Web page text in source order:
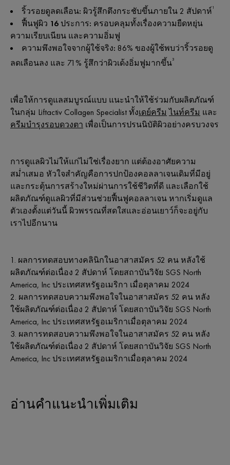
ริ้วรอยดูลดเลือน: ผิวรู้สึกตึงกระชับขึ้นภายใน 2 สัปดาห์¹
ฟื้นฟูผิว 16 ประการ: ครอบคลุมทั้งเรื่องความยืดหยุ่น
ความเรียบเนียน และความอิ่มฟู
ความพึงพอใจจากผู้ใช้จริง: 86% ของผู้ใช้พบว่าริ้วรอยดู
ลดเลือนลง และ 71% รู้สึกว่าผิวเด้งอิ่มฟูมากขึ้น³
เพื่อให้การดูแลสมบูรณ์แบบ แนะนำให้ใช้ร่วมกับผลิตภัณฑ์
ในกลุ่ม Liftactiv Collagen Specialist ทั้งเดย์ครีม ไนท์ครีม และ
ครีมบำรุงรอบดวงตา เพื่อเป็นการปรนนิบัติผิวอย่างครบวงจร
การดูแลผิวไม่ให้แก่ไม่ใช่เรื่องยาก แต่ต้องอาศัยความ
สม่ำเสมอ หัวใจสำคัญคือการปกป้องคอลลาเจนเดิมที่มีอยู่
และกระตุ้นการสร้างใหม่ผ่านการใช้ชีวิตที่ดี และเลือกใช้
ผลิตภัณฑ์ดูแลผิวที่มีส่วนช่วยฟื้นฟูคอลลาเจน หากเริ่มดูแล
ตัวเองตั้งแต่วันนี้ ผิวพรรณที่สดใสและอ่อนเยาว์ก็จะอยู่กับ
เราไปอีกนาน
ผลการทดสอบทางคลินิกในอาสาสมัคร 52 คน หลังใช้
ผลิตภัณฑ์ต่อเนื่อง 2 สัปดาห์ โดยสถาบันวิจัย SGS North
America, Inc ประเทศสหรัฐอเมริกา เมื่อตุลาคม 2024
ผลการทดสอบความพึงพอใจในอาสาสมัคร 52 คน หลัง
ใช้ผลิตภัณฑ์ต่อเนื่อง 2 สัปดาห์ โดยสถาบันวิจัย SGS North
America, Inc ประเทศสหรัฐอเมริกาเมื่อตุลาคม 2024
ผลการทดสอบความพึงพอใจในอาสาสมัคร 52 คน หลัง
ใช้ผลิตภัณฑ์ต่อเนื่อง 2 สัปดาห์ โดยสถาบันวิจัย SGS North
America, Inc ประเทศสหรัฐอเมริกาเมื่อตุลาคม 2024
อ่านคำแนะนำเพิ่มเติม